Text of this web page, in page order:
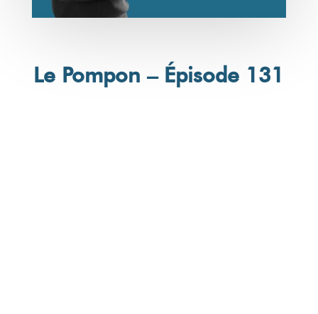
Le Pompon – Épisode 131